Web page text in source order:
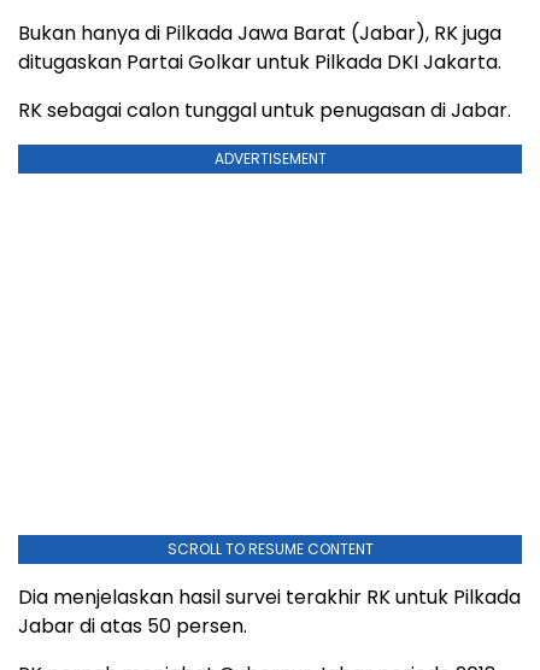
Bukan hanya di Pilkada Jawa Barat (Jabar), RK juga
ditugaskan Partai Golkar untuk Pilkada DKI Jakarta.
RK sebagai calon tunggal untuk penugasan di Jabar.
ADVERTISEMENT
SCROLL TO RESUME CONTENT
Dia menjelaskan hasil survei terakhir RK untuk Pilkada
Jabar di atas 50 persen.